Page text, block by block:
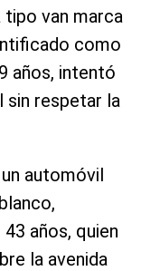
van marca
como
años, intentó
sin respetar la
automóvil
años, quien
la avenida